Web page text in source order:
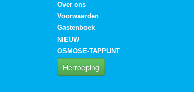
Over ons
Voorwaarden
Gastenboek
NIEUW
OSMOSE-TAPPUNT
Herroeping